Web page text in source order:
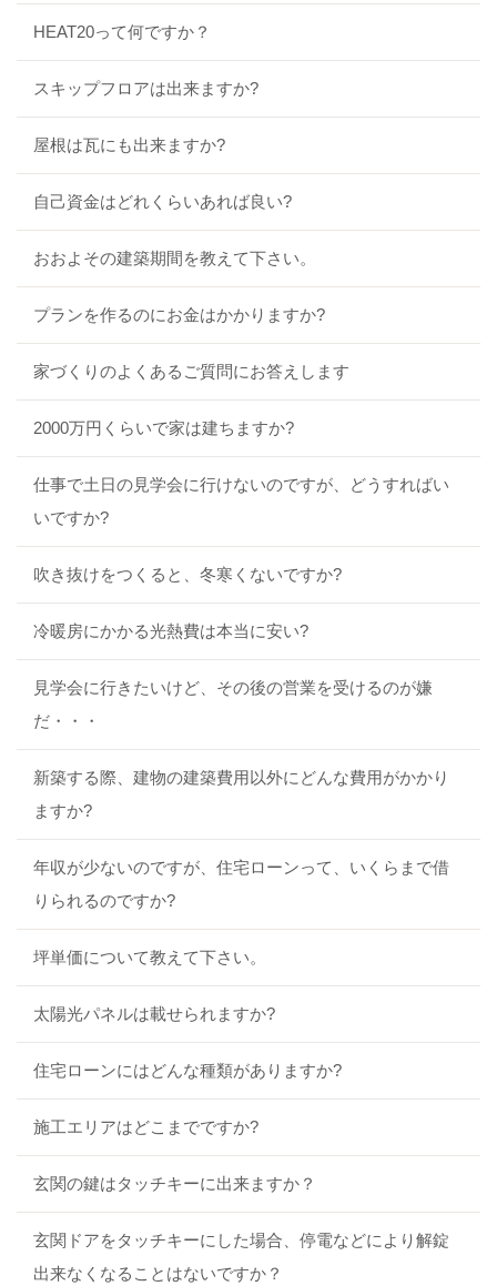
HEAT20って何ですか？
スキップフロアは出来ますか?
屋根は瓦にも出来ますか?
自己資金はどれくらいあれば良い?
おおよその建築期間を教えて下さい。
プランを作るのにお金はかかりますか?
家づくりのよくあるご質問にお答えします
2000万円くらいで家は建ちますか?
仕事で土日の見学会に行けないのですが、どうすればい
いですか?
吹き抜けをつくると、冬寒くないですか?
冷暖房にかかる光熱費は本当に安い?
見学会に行きたいけど、その後の営業を受けるのが嫌
だ・・・
新築する際、建物の建築費用以外にどんな費用がかかり
ますか?
年収が少ないのですが、住宅ローンって、いくらまで借
りられるのですか?
坪単価について教えて下さい。
太陽光パネルは載せられますか?
住宅ローンにはどんな種類がありますか?
施工エリアはどこまでですか?
玄関の鍵はタッチキーに出来ますか？
玄関ドアをタッチキーにした場合、停電などにより解錠
出来なくなることはないですか？